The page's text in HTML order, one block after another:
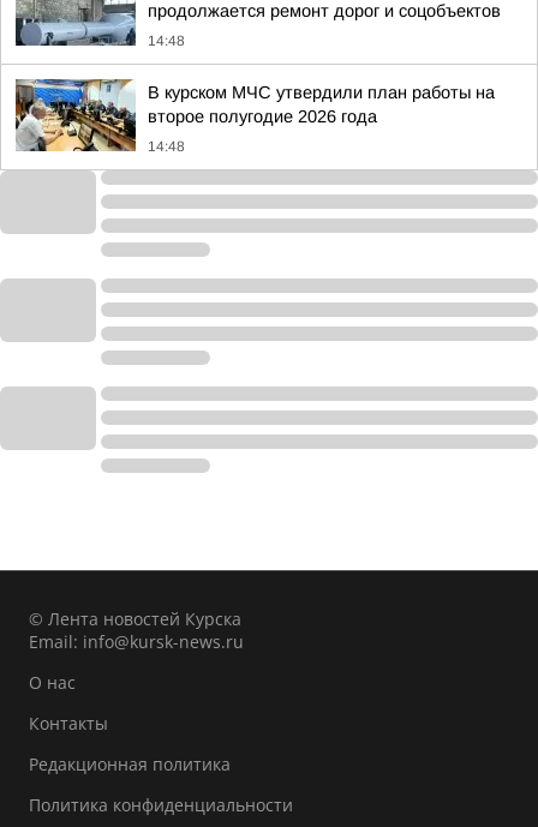
продолжается ремонт дорог и соцобъектов
14:48
В курском МЧС утвердили план работы на
второе полугодие 2026 года
14:48
© Лента новостей Курска
Email: info@kursk-news.ru
О нас
Контакты
Редакционная политика
Политика конфиденциальности